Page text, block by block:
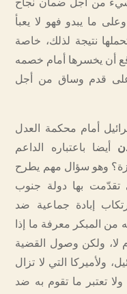
شيء من أجل ضمان نجاح
ما يبدو فهو لا يعبأ
نتيجة لذلك، خاصة
أن يخسرها أمام خصمه
على قدم وساق من أجل
أمام محكمة العدل
أيضا باعتباره الداعم
وهو سؤال مهم يطرح
تقدّمت بها دولة جنوب
إبادة جماعية ضد
المبكر معرفة ما إذا
لا، ولكن وصول القضية
ولأميركا التي لا تزال
تعتبر ما تقوم به ضد